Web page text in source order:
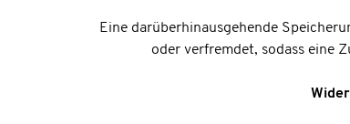
Eine darüberhinausgehende
oder verfremdet, sodass eine